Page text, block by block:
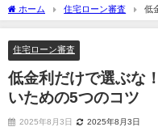
ホーム 住宅ローン審査
低
ための5つのコツ
住宅ローン審査
低金利だけで選ぶな
いための5つのコツ
2025年8月3日 2025年8月3日